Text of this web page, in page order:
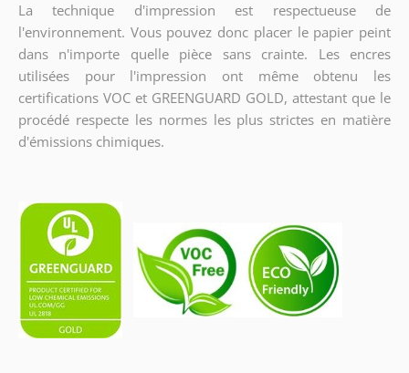
La technique d'impression est respectueuse de
l'environnement. Vous pouvez donc placer le papier peint
dans n'importe quelle pièce sans crainte. Les encres
utilisées pour l'impression ont même obtenu les
certifications VOC et GREENGUARD GOLD, attestant que le
procédé respecte les normes les plus strictes en matière
d'émissions chimiques.